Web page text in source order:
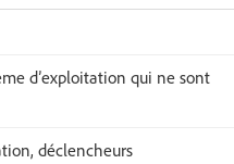
d’exploitation qui ne sont
déclencheurs